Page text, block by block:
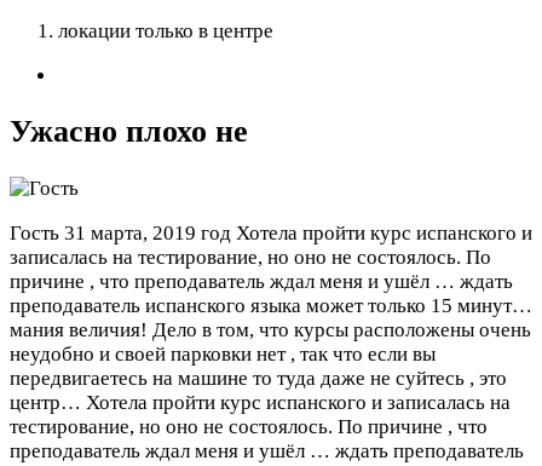
локации только в центре
Ужасно плохо не
Гость 31 марта, 2019 год Хотела пройти курс испанского и
записалась на тестирование, но оно не состоялось. По
причине , что преподаватель ждал меня и ушёл … ждать
преподаватель испанского языка может только 15 минут…
мания величия! Дело в том, что курсы расположены очень
неудобно и своей парковки нет , так что если вы
передвигаетесь на машине то туда даже не суйтесь , это
центр… Хотела пройти курс испанского и записалась на
тестирование, но оно не состоялось. По причине , что
преподаватель ждал меня и ушёл … ждать преподаватель